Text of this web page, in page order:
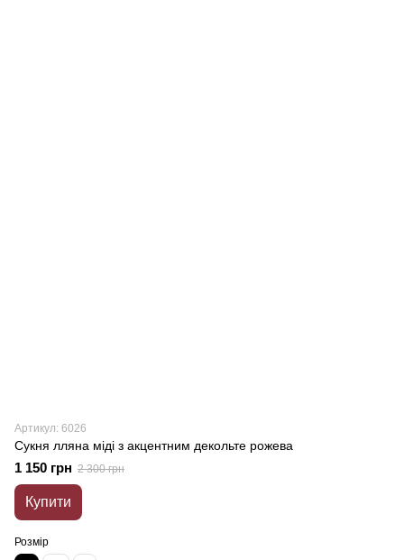
Артикул: 6026
Сукня лляна міді з акцентним декольте рожева
1 150 грн 2 300 грн
Купити
Розмір